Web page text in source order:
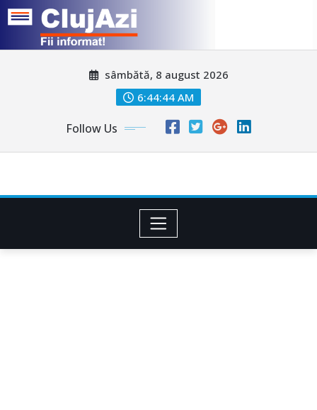
sâmbătă, 8 august 2026
6:44:47 AM
Follow Us